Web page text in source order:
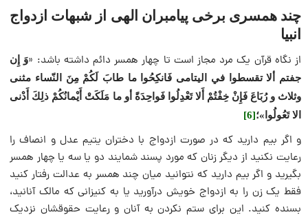
چند همسری برخی پیامبران الهی از شبهات ازدواج
انبیا
از نگاه قرآن یک مرد مجاز است تا چهار همسر دائم داشته باشد: «وَ إِن
جفتم ألا تقسطوا في اليتامى فَانكِحُوا ما طابَ لَكُمْ مِنَ النّساء مثنى
وثلاث و رُبَاعَ فَإِنْ خِفْتُمْ أَلا تَعْدِلُوا فَواحِدَةً أو ما مَلَكَتْ أَيْمانُكُمْ ذلِكَ أَدْنى
الا تَعُولُوا»؛[6]
و اگر بیم دارید که در صورت ازدواج با دختران یتیم عدل و انصاف را
رعایت نکنید از دیگر زنان که مورد پسند شمایند دو یا سه یا چهار همسر
بگیرید و اگر بیم دارید که نتوانید میان چند همسر به عدالت رفتار کنید
فقط یک زن را به ازدواج خویش درآورید یا به کنیزانی که مالک آنانید،
بسنده کنید. این برای ستم نکردن به آنان و رعایت حقوقشان نزدیک